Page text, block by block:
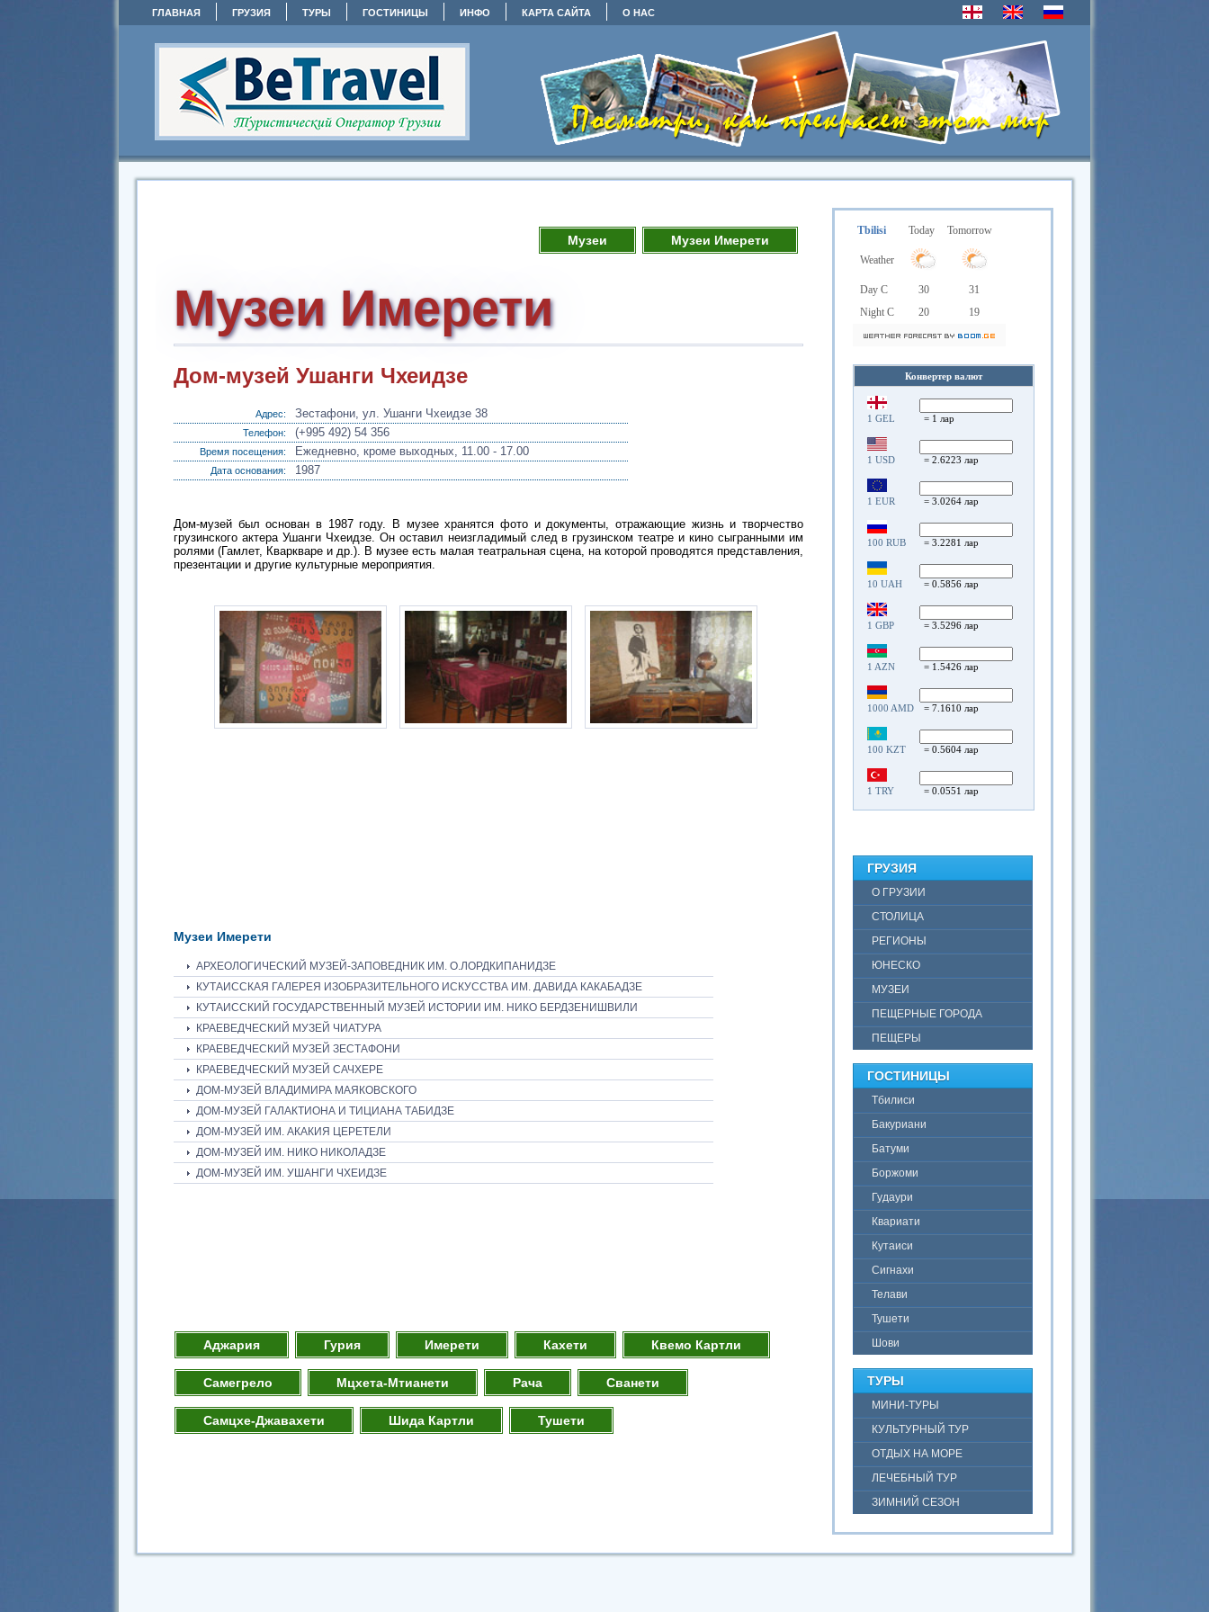
ГЛАВНАЯ ГРУЗИЯ ТУРЫ ГОСТИНИЦЫ ИНФО КАРТА САЙТА О НАС
Tbilisi Today Tomorrow
Weather
Day C 30
31
Night C
20 19
Конвертер валют
1 GEL = 1 лар
1 USD = 2.6223 лар
1 EUR = 3.0264 лар
100 RUB = 3.2281 лар
10 UAH = 0.5856 лар
1 GBP = 3.5296 лар
1 AZN = 1.5426 лар
1000 AMD = 7.1610 лар
100 KZT = 0.5604 лар
1 TRY = 0.0551 лар
ГРУЗИЯ
О ГРУЗИИ
СТОЛИЦА
РЕГИОНЫ
ЮНЕСКО
МУЗЕИ
ПЕЩЕРНЫЕ ГОРОДА
ПЕЩЕРЫ
ГОСТИНИЦЫ
Тбилиси
Бакуриани
Батуми
Боржоми
Гудаури
Квариати
Кутаиси
Сигнахи
Телави
Тушети
Шови
ТУРЫ
МИНИ-ТУРЫ
КУЛЬТУРНЫЙ ТУР
ОТДЫХ НА МОРЕ
ЛЕЧЕБНЫЙ ТУР
ЗИМНИЙ СЕЗОН
Музеи Музеи Имерети
Музеи Имерети
Дом-музей Ушанги Чхеидзе
Адрес: Зестафони, ул. Ушанги Чхеидзе 38
Телефон: (+995 492) 54 356
Время посещения: Ежедневно, кроме выходных, 11.00 - 17.00
Дата основания: 1987
Дом-музей был основан в 1987 году. В музее хранятся фото и документы, отражающие жизнь и творчество
грузинского актера Ушанги Чхеидзе. Он оставил неизгладимый след в грузинском театре и кино сыгранными им
ролями (Гамлет, Кваркваре и др.). В музее есть малая театральная сцена, на которой проводятся представления,
презентации и другие культурные мероприятия.
Музеи Имерети
АРХЕОЛОГИЧЕСКИЙ МУЗЕЙ-ЗАПОВЕДНИК ИМ. О.ЛОРДКИПАНИДЗЕ
КУТАИССКАЯ ГАЛЕРЕЯ ИЗОБРАЗИТЕЛЬНОГО ИСКУССТВА ИМ. ДАВИДА КАКАБАДЗЕ
КУТАИССКИЙ ГОСУДАРСТВЕННЫЙ МУЗЕЙ ИСТОРИИ ИМ. НИКО БЕРДЗЕНИШВИЛИ
КРАЕВЕДЧЕСКИЙ МУЗЕЙ ЧИАТУРА
КРАЕВЕДЧЕСКИЙ МУЗЕЙ ЗЕСТАФОНИ
КРАЕВЕДЧЕСКИЙ МУЗЕЙ САЧХЕРЕ
ДОМ-МУЗЕЙ ВЛАДИМИРА МАЯКОВСКОГО
ДОМ-МУЗЕЙ ГАЛАКТИОНА И ТИЦИАНА ТАБИДЗЕ
ДОМ-МУЗЕЙ ИМ. АКАКИЯ ЦЕРЕТЕЛИ
ДОМ-МУЗЕЙ ИМ. НИКО НИКОЛАДЗЕ
ДОМ-МУЗЕЙ ИМ. УШАНГИ ЧХЕИДЗЕ
Аджария Гурия Имерети Кахети Квемо Картли
Самегрело Мцхета-Мтианети Рача Сванети
Самцхе-Джавахети Шида Картли Тушети